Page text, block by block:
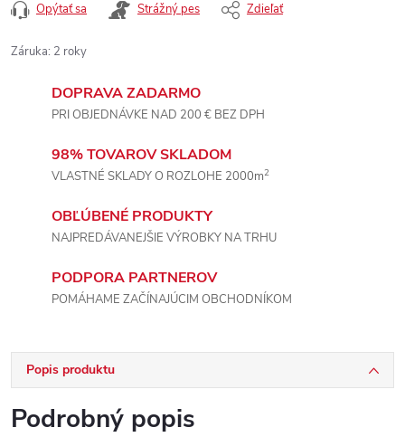
Opýtať sa Strážný pes Zdieľať
Záruka: 2 roky
DOPRAVA ZADARMO
PRI OBJEDNÁVKE NAD 200 € BEZ DPH
98% TOVAROV SKLADOM
VLASTNÉ SKLADY O ROZLOHE 2000m2
OBĽÚBENÉ PRODUKTY
NAJPREDÁVANEJŠIE VÝROBKY NA TRHU
PODPORA PARTNEROV
POMÁHAME ZAČÍNAJÚCIM OBCHODNÍKOM
Popis produktu
Podrobný popis